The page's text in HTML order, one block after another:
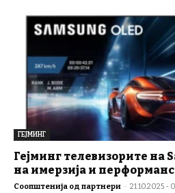
ГЕЈМИНГ
Гејминг телевизорите на
на имерзија и
Соопштенија од партнери - 21.10.2025 -